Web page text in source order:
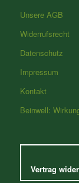
Unsere AGB
Widerrufsrecht
Datenschutz
Impressum
Kontakt
Beinwell:
Vertrag